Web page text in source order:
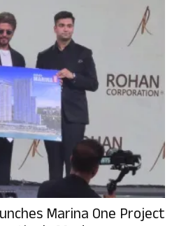
Marina One Project